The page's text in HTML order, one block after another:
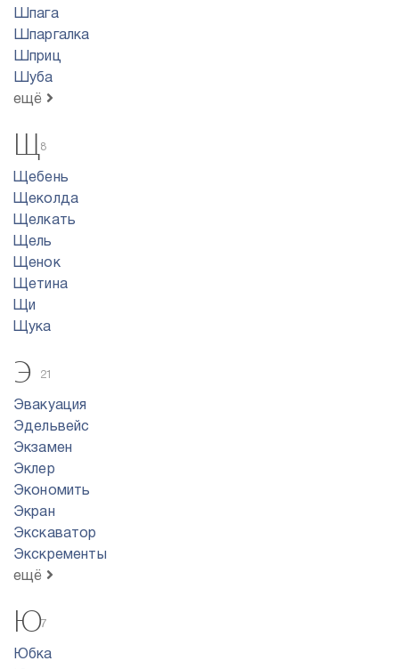
Шпага
Шпаргалка
Шприц
Шуба
ещё
Щ8
Щебень
Щеколда
Щелкать
Щель
Щенок
Щетина
Щи
Щука
Э 21
Эвакуация
Эдельвейс
Экзамен
Эклер
Экономить
Экран
Экскаватор
Экскременты
ещё
Ю7
Юбка